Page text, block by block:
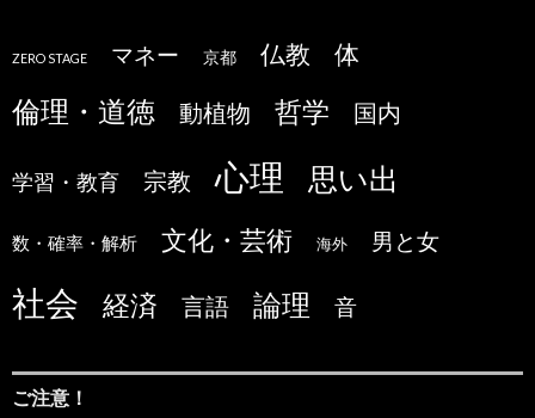
ZERO STAGE マネー 京都 仏教 体
倫理・道徳 動植物 哲学 国内
学習・教育 宗教 心理 思い出
数・確率・解析 文化・芸術 海外 男と女
社会 経済 言語 論理 音
ご注意！